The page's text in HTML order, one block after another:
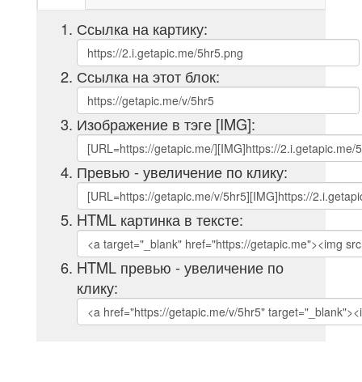
Ссылка на картику:
Ссылка на этот блок:
Изображение в тэге [IMG]:
Превью - увеличение по клику:
HTML картинка в тексте:
HTML превью - увеличение по
клику: